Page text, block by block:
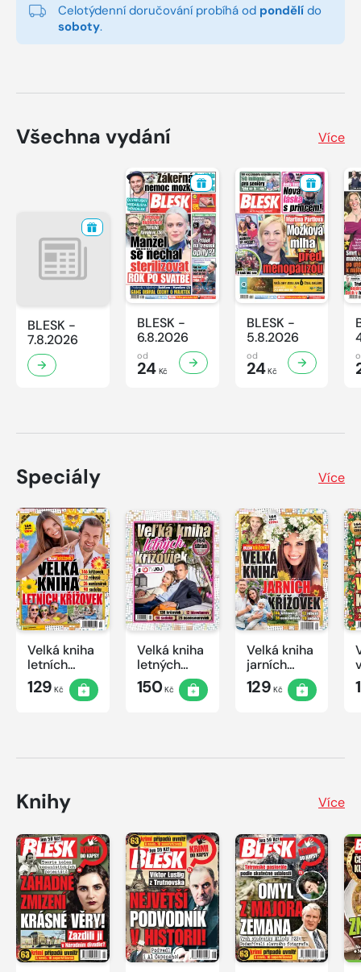
Celotýdenní doručování probíhá od pondělí do
soboty.
Všechna vydání Více
BLESK -
7.8.2026
BLESK -
6.8.2026
od
24Kč
BLESK -
5.8.2026
od
24Kč
Speciály Více
Velká kniha
letních
křížovek
2026
129 Kč
Velká kniha
letných
krížoviek s
TV JOJ
150Kč
Velká kniha
jarních
křížovek
2026
129 Kč
Knihy Více